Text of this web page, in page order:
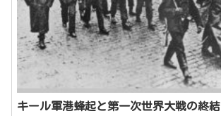
キール軍港蜂起と第一次世界大戦の終結